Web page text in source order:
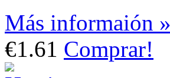
Más informaión »
€1.61 Comprar!